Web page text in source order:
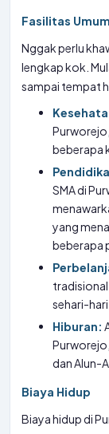
Fasilitas Umum
Nggak perlu
lengkap kok.
sampai tempat
beberapa
SMA di
yang
beberapa
tradisional
sehari-hari
Hiburan:
dan Alun-
Biaya Hidup
Biaya hidup di